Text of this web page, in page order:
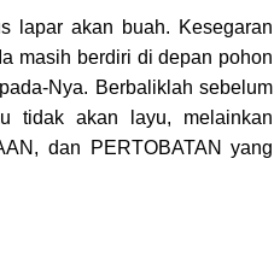
lapar akan buah. Kesegaran
masih berdiri di depan pohon
Nya. Berbaliklah sebelum
tidak akan layu, melainkan
dan PERTOBATAN yang